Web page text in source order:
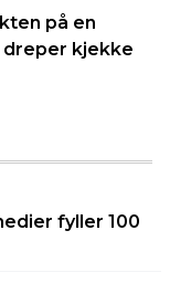
på en
dreper kjekke
fyller 100